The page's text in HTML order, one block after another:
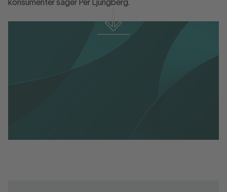
konsumenter säger Per Ljungberg.